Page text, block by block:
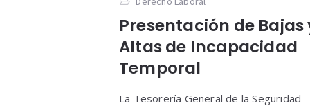
Presentación de Bajas
Altas de Incapacidad
Temporal
La Tesorería General de la Seguridad